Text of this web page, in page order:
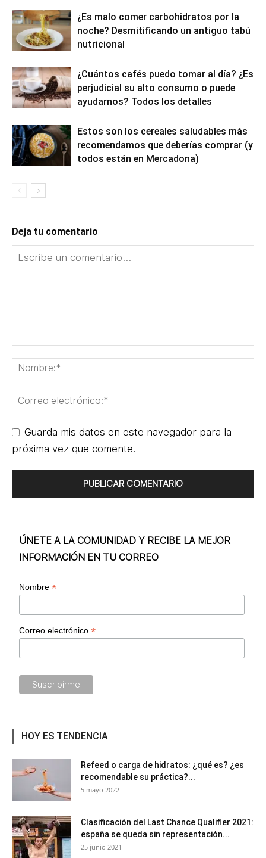
¿Es malo comer carbohidratos por la
noche? Desmitificando un antiguo tabú
nutricional
¿Cuántos cafés puedo tomar al día? ¿Es
perjudicial su alto consumo o puede
ayudarnos? Todos los detalles
Estos son los cereales saludables más
recomendamos que deberías comprar (y
todos están en Mercadona)
Deja tu comentario
Guarda mis datos en este navegador para la
próxima vez que comente.
ÚNETE A LA COMUNIDAD Y RECIBE LA MEJOR
INFORMACIÓN EN TU CORREO
Nombre*
Correo electrónico*
HOY ES TENDENCIA
Refeed o carga de hidratos: ¿qué es? ¿es
recomendable su práctica?...
5 mayo 2022
Clasificación del Last Chance Qualifier 2021:
españa se queda sin representación...
25 junio 2021